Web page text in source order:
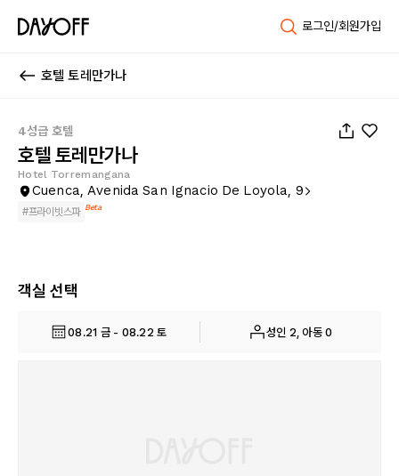
로그인/회원가입
호텔 토레만가나
4성급 호텔
호텔 토레만가나
Hotel Torremangana
Cuenca, Avenida San Ignacio De Loyola, 9
#프라이빗스파 Beta
객실 선택
08.21 금 - 08.22 토 성인 2, 아동 0